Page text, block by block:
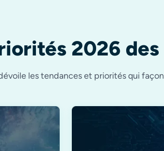
2026
les tendances et priorités qui